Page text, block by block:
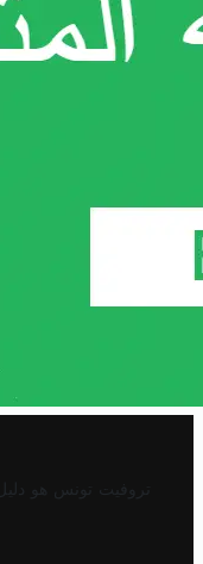
تروفيت تونس هو